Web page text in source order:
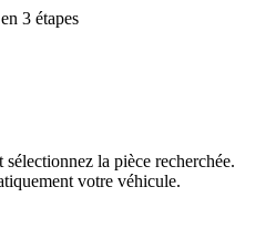
3 étapes
la pièce recherchée.
votre véhicule.